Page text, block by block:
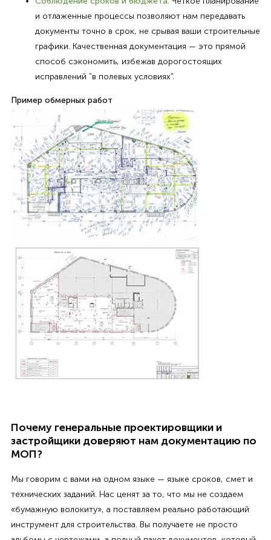
и отлаженные процессы позволяют нам передавать
документы точно в срок, не срывая ваши строительные
графики. Качественная документация — это прямой
способ сэкономить, избежав дорогостоящих
исправлений "в полевых условиях".
Пример обмерных работ
Почему генеральные проектировщики и
застройщики доверяют нам документацию по
МОП?
Мы говорим с вами на одном языке — языке сроков, смет и
технических заданий. Нас ценят за то, что мы не создаем
«бумажную волокиту», а поставляем реально работающий
инструмент для строительства. Вы получаете не просто